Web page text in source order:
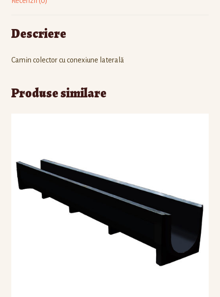
Descriere
Camin colector cu conexiune laterală
Produse similare